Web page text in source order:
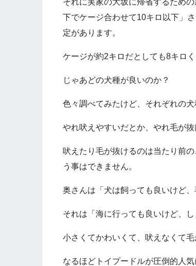
下でケージ合わせて10キロ以下」
定があります。
ケージが約2キロだとしても8キロ
じゃあどの犬種が良いのか？
色々調べてみたけど、それぞれの
やれ吠えやすいだとか、やれ毛が抜
吠えたり毛が抜けるのは当たり前
う事はできません。
奥さんは「犬は飼っても良いけど
それは「海に行っても良いけど、
小さくてかわいくて、吠えなくて毛
なるほどトイプードルが圧倒的人気